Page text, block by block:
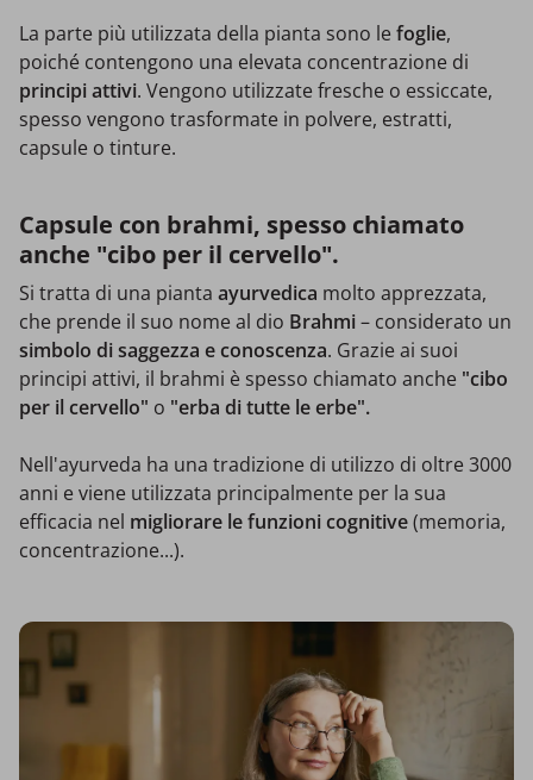
La parte più utilizzata della pianta sono le foglie,
poiché contengono una elevata concentrazione di
principi attivi. Vengono utilizzate fresche o essiccate,
spesso vengono trasformate in polvere, estratti,
capsule o tinture.
Capsule con brahmi, spesso chiamato
anche "cibo per il cervello".
Si tratta di una pianta ayurvedica molto apprezzata,
che prende il suo nome al dio Brahmi– considerato un
simbolo di saggezza e conoscenza. Grazie ai suoi
principi attivi, il brahmi è spesso chiamato anche "cibo
per il cervello" o "erba di tutte le erbe".
Nell'ayurveda ha una tradizione di utilizzo di oltre 3000
anni e viene utilizzata principalmente per la sua
efficacia nel migliorare le funzioni cognitive(memoria,
concentrazione...).